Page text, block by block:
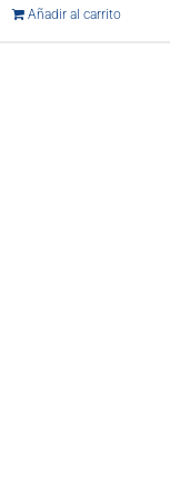
Añadir al carrito